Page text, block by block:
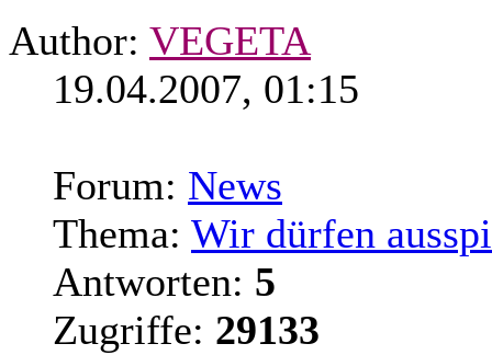
Author: VEGETA
19.04.2007, 01:15
Forum: News
Thema: Wir dürfen
Antworten: 5
Zugriffe: 29133